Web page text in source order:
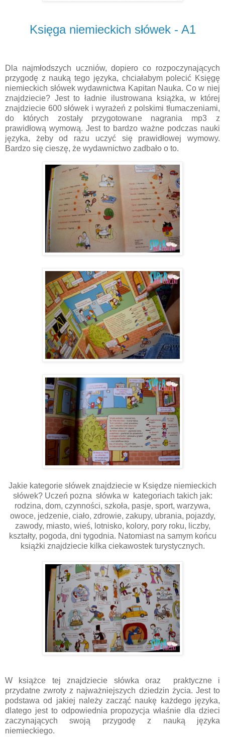
Księga niemieckich słówek - A1
Dla najmłodszych uczniów, dopiero co rozpoczynających
przygodę z nauką tego języka, chciałabym polecić Księgę
niemieckich słówek wydawnictwa Kapitan Nauka. Co w niej
znajdziecie? Jest to ładnie ilustrowana książka, w której
znajdziecie 600 słówek i wyrażeń z polskimi tłumaczeniami,
do których zostały przygotowane nagrania mp3 z
prawidłową wymową. Jest to bardzo ważne podczas nauki
języka, żeby od razu uczyć się prawidłowej wymowy.
Bardzo się cieszę, że wydawnictwo zadbało o to.
Jakie kategorie słówek znajdziecie w Księdze niemieckich
słówek? Uczeń pozna słówka w kategoriach takich jak:
rodzina, dom, czynności, szkoła, pasje, sport, warzywa,
owoce, jedzenie, ciało, zdrowie, zakupy, ubrania, pojazdy,
zawody, miasto, wieś, lotnisko, kolory, pory roku, liczby,
kształty, pogoda, dni tygodnia. Natomiast na samym końcu
książki znajdziecie kilka ciekawostek turystycznych.
W książce tej znajdziecie słówka oraz praktyczne i
przydatne zwroty z najważniejszych dziedzin życia. Jest to
podstawa od jakiej należy zacząć naukę każdego języka,
dlatego jest to odpowiednia propozycja właśnie dla dzieci
zaczynających swoją przygodę z nauką języka
niemieckiego.